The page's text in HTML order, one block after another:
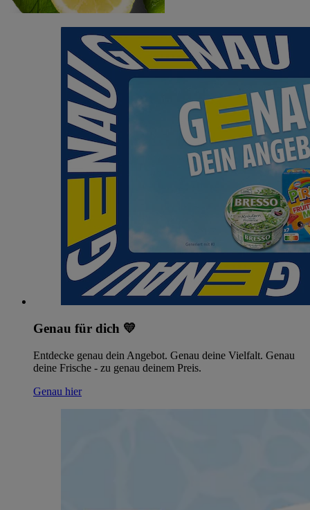
Genau für dich 💛
Entdecke genau dein Angebot. Genau deine Vielfalt. Genau
deine Frische - zu genau deinem Preis.
Genau hier